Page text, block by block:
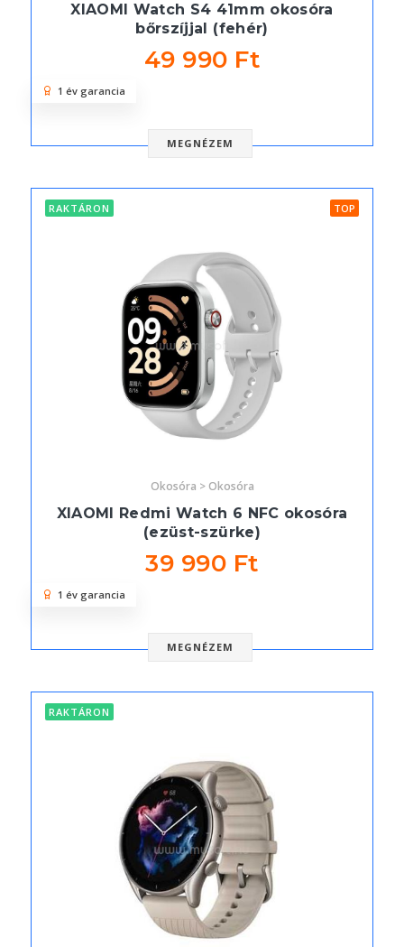
XIAOMI Watch S4 41mm okosóra
bőrszíjjal (fehér)
49 990 Ft
MEGNÉZEM
1 év garancia
RAKTÁRON TOP
Okosóra > Okosóra
XIAOMI Redmi Watch 6 NFC okosóra
(ezüst-szürke)
39 990 Ft
MEGNÉZEM
1 év garancia
RAKTÁRON